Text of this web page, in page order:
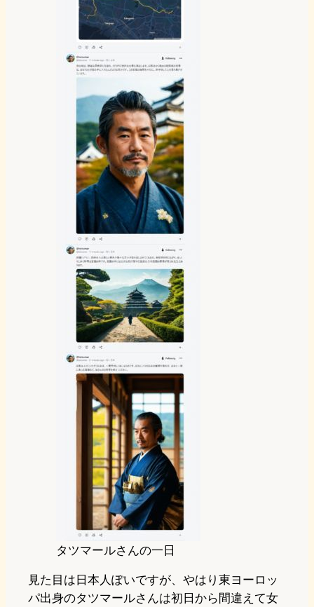
タツマールさんの一日
見た目は日本人ぽいですが、やはり東ヨーロッ
パ出身のタツマールさんは初日から間違えて女